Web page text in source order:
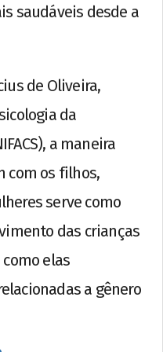
saudáveis desde a
de Oliveira,
da
a maneira
com os filhos,
serve como
das crianças
elas
a gênero